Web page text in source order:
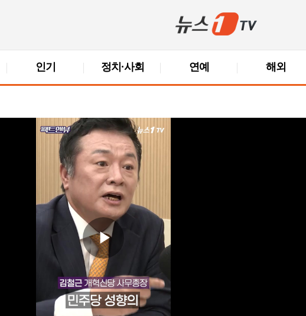
인기 정치·사회 연예 해외